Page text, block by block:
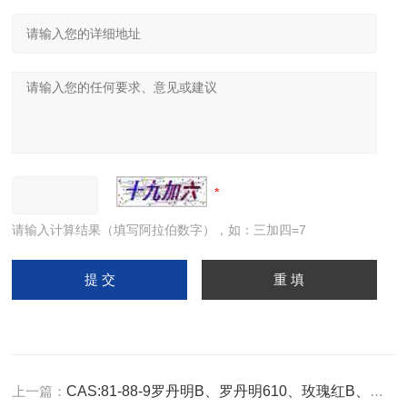
请输入计算结果（填写阿拉伯数字），如：三加四=7
上一篇：CAS:81-88-9罗丹明B、罗丹明610、玫瑰红B、蕊香红B、玫瑰精B、若丹明B C28H31ClN2O3